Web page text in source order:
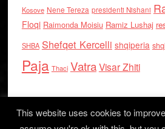
Kosove Nene Tereza presidenti Nishani
Floqi Raimonda Moisiu Ramiz Lushaj
SHBA Shefqet Kercelli shqiperia
Paja Thaci VatraVisar Zhiti
This website uses cookies to